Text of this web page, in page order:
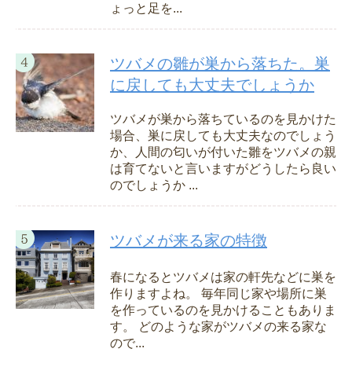
ょっと足を...
ツバメの雛が巣から落ちた。巣
に戻しても大丈夫でしょうか
ツバメが巣から落ちているのを見かけた
場合、巣に戻しても大丈夫なのでしょう
か、人間の匂いが付いた雛をツバメの親
は育てないと言いますがどうしたら良い
のでしょうか ...
ツバメが来る家の特徴
春になるとツバメは家の軒先などに巣を
作りますよね。 毎年同じ家や場所に巣
を作っているのを見かけることもありま
す。 どのような家がツバメの来る家な
ので...